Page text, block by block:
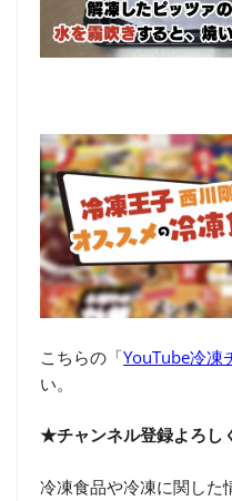
こちらの「YouTube冷凍
い。
★チャンネル登録よろし
冷凍食品や冷凍に関した